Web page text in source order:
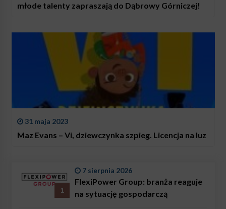
młode talenty zapraszają do Dąbrowy Górniczej!
31 maja 2023
Maz Evans – Vi, dziewczynka szpieg. Licencja na luz
1
7 sierpnia 2026
FlexiPower Group: branża reaguje
na sytuację gospodarczą